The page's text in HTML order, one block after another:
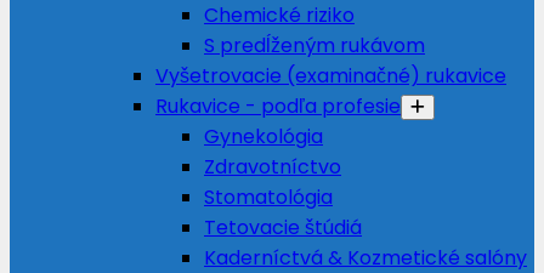
Chemické riziko
S predĺženým rukávom
Vyšetrovacie (examinačné) rukavice
Rukavice - podľa profesie
Gynekológia
Zdravotníctvo
Stomatológia
Tetovacie štúdiá
Kaderníctvá & Kozmetické salóny